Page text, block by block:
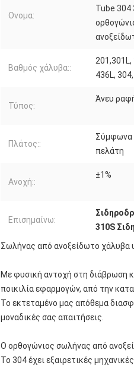
Ονομα:
Tube 304
Βαθμός χάλυβα::
201,301L,
436L,
Τύπος:
Άνευ
Πλάτος::
Σύμφωνα
πελάτη
Ανοχή::
±1%
Επισημαίνω:
310S
Σωλήνας από ανοξείδωτο χάλυβα
Με φυσική αντοχή στη διάβρωση
ποικιλία εφαρμογών, από την
Το εκτεταμένο μας απόθεμα
μοναδικές σας απαιτήσεις.
Ο ορθογώνιος σωλήνας από
Το 304 έχει εξαιρετικές